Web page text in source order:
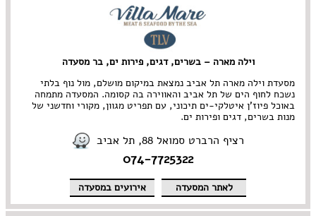
אבן גבירול • ארלוזרוב
הארבעה • עזריאלי
ירקון
נווה צדק • מתחם התחנה
נחלת בנימין
נמל תל אביב
צפון תל אביב • רמת החייל
רוטשילד והסביבה
גריל בר
גרוזיני
הודי
הופעות
חומוס
חלבי
טאפאס בר
יהודי
יווני
מסעדת שף
פיוז'ן
צמחוני/ טבעוני
קייטרינג
רוסי
תאילנדי
תבשילים
וילה מארה – בשרים, דגים, פירות ים, בר מסעדה
מסעדת וילה מארה תל אביב נמצאת במיקום מושלם, מול נוף בלתי
נשכח לחוף הים של תל אביב והאווירה בה קסומה. המסעדה מתמחה
באוכל פיוז'ן איטלקי-ים תיכוני, עם תפריט מגוון, מקורי וחדשני של
מנות בשרים, דגים ופירות ים.
רציף הרברט סמואל 88, תל אביב
074-7725322
לאתר המסעדה אירועים במסעדה